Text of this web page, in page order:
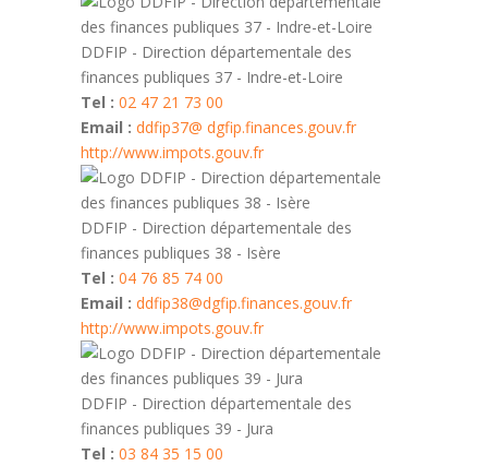
DDFIP - Direction départementale des
finances publiques 37 - Indre-et-Loire
Tel : 02 47 21 73 00
Email : ddfip37@ dgfip.finances.gouv.fr
http://www.impots.gouv.fr
DDFIP - Direction départementale des
finances publiques 38 - Isère
Tel : 04 76 85 74 00
Email : ddfip38@dgfip.finances.gouv.fr
http://www.impots.gouv.fr
DDFIP - Direction départementale des
finances publiques 39 - Jura
Tel : 03 84 35 15 00